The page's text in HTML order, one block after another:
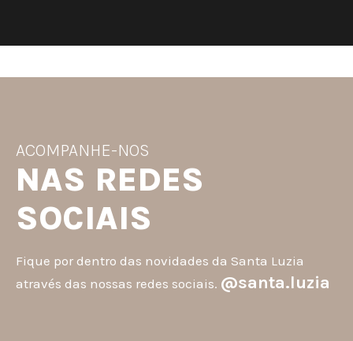
ACOMPANHE-NOS
NAS REDES
SOCIAIS
Fique por dentro das novidades da Santa Luzia
através das nossas redes sociais. @santa.luzia